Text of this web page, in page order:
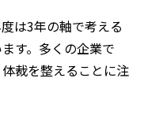
は3年の軸で考える
す。多くの企業で
裁を整えることに注